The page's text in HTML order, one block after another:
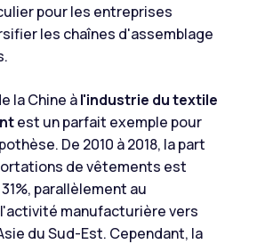
pour les entreprises
les chaînes d'assemblage
la Chine àl'industrie du textile
est un parfait exemple pour
De 2010 à 2018, la part
de vêtements est
parallèlement au
manufacturière vers
du Sud-Est. Cependant, la